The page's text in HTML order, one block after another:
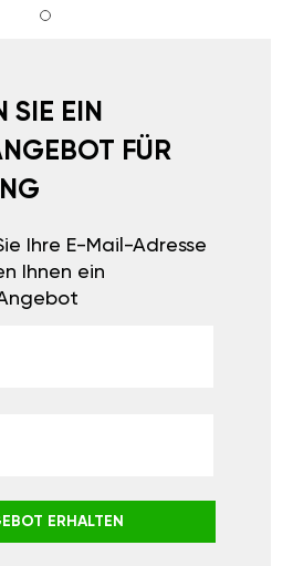
SIE EIN
FÜR
Ihre E-Mail-Adresse
Ihnen ein
ERHALTEN